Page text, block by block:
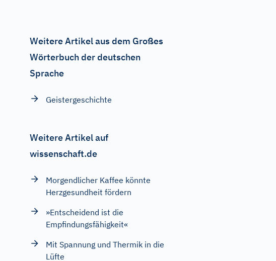
Weitere Artikel aus dem Großes
Wörterbuch der deutschen
Sprache
Geistergeschichte
Weitere Artikel auf
wissenschaft.de
Morgendlicher Kaffee könnte
Herzgesundheit fördern
»Entscheidend ist die
Empfindungsfähigkeit«
Mit Spannung und Thermik in die
Lüfte